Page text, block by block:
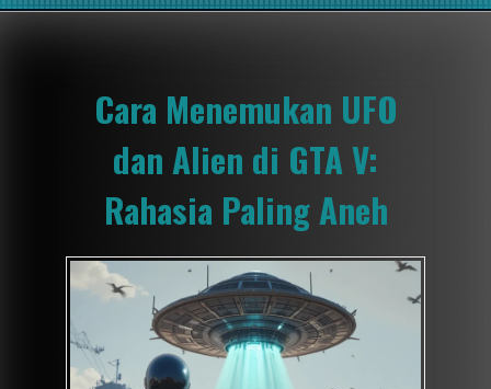
Cara Menemukan UFO
dan Alien di GTA V:
Rahasia Paling Aneh